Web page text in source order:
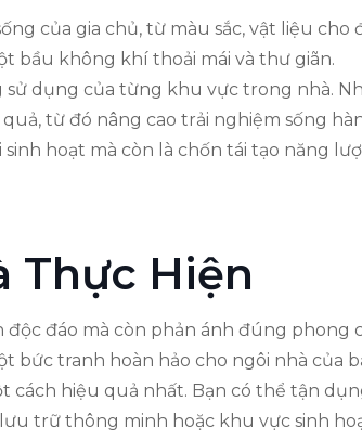
của gia chủ, từ màu sắc, vật liệu cho
bầu không khí thoải mái và thư giãn.
dụng của từng khu vực trong nhà.
từ đó nâng cao trải nghiệm sống
hoạt mà còn là chốn tái tạo năng
Thực Hiện
đáo mà còn phản ánh đúng phong
bức tranh hoàn hảo cho ngôi nhà của
hiệu quả nhất. Bạn có thể tận
trữ thông minh hoặc khu vực sinh